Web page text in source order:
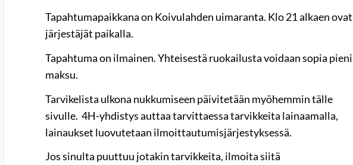
Tapahtumapaikkana on Koivulahden uimaranta. Klo 21 alkaen ovat
järjestäjät paikalla.
Tapahtuma on ilmainen. Yhteisestä ruokailusta voidaan sopia pieni
maksu.
Tarvikelista ulkona nukkumiseen päivitetään myöhemmin tälle
sivulle. 4H-yhdistys auttaa tarvittaessa tarvikkeita lainaamalla,
lainaukset luovutetaan ilmoittautumisjärjestyksessä.
Jos sinulta puuttuu jotakin tarvikkeita, ilmoita siitä